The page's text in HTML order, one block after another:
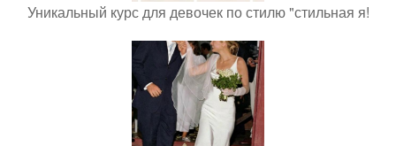
Уникальный курс для девочек по стилю "стильная я!